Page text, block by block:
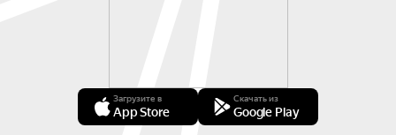
Загрузите в
App Store
Скачать из
Google Play